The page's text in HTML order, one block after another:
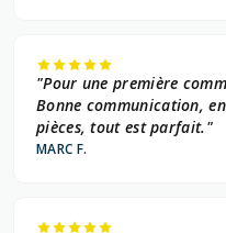
"Pour une première
Bonne communication,
pièces, tout est parfait."
MARC F.